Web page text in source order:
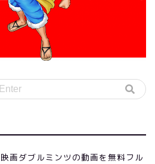
映画ダブルミンツの動画を無料フル